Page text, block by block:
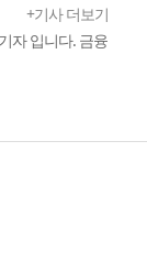
+기사 더보기
자 입니다. 금융